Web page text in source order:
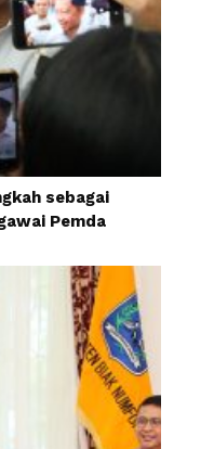
sebagai
Pemda